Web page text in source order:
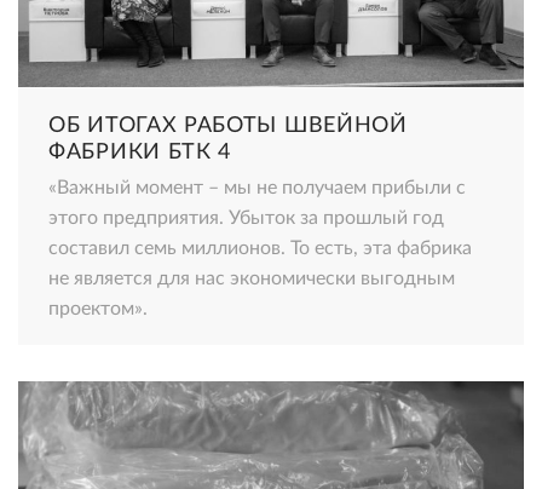
ОБ ИТОГАХ РАБОТЫ ШВЕЙНОЙ
ФАБРИКИ БТК 4
«Важный момент – мы не получаем прибыли с
этого предприятия. Убыток за прошлый год
составил семь миллионов. То есть, эта фабрика
не является для нас экономически выгодным
проектом».